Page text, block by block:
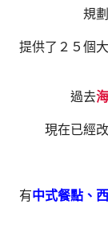
規
提供了２５個
過去
現在已經
有中式餐點、